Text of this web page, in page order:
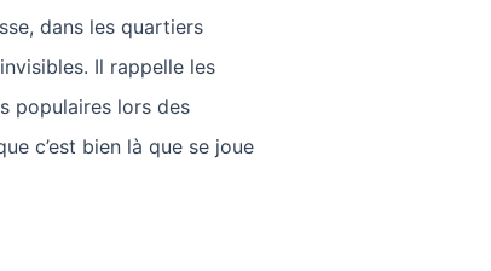
dans les quartiers
Il rappelle les
populaires lors des
c’est bien là que se joue